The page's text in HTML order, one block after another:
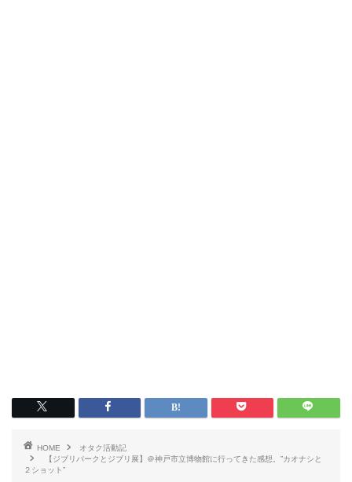
HOME
オタク活動記
【ジブリパークとジブリ展】＠神戸市立博物館に行ってきた感想。”カオナシと
２ショット”